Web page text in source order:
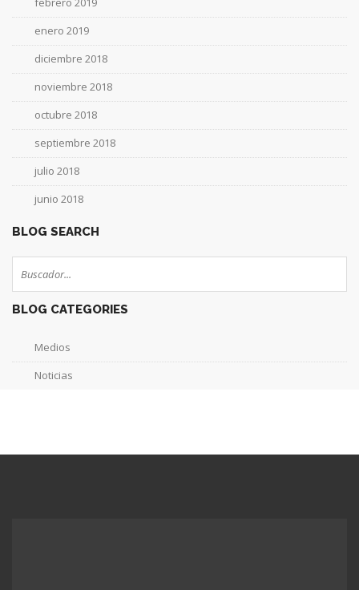
enero 2019
diciembre 2018
noviembre 2018
octubre 2018
septiembre 2018
julio 2018
junio 2018
BLOG SEARCH
BLOG CATEGORIES
Medios
Noticias